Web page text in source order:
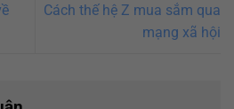
Cách thế hệ Z mua sắm qua
mạng xã hội